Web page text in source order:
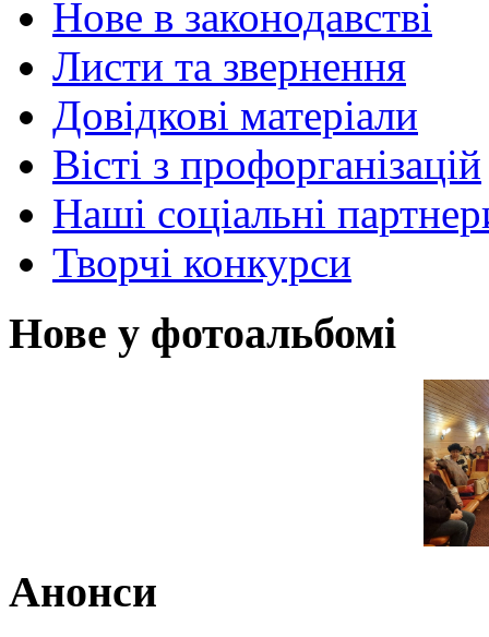
Нове в законодавстві
Листи та звернення
Довідкові матеріали
Вісті з профорганізацій
Наші соціальні
Творчі конкурси
Нове у фотоальбомі
Анонси